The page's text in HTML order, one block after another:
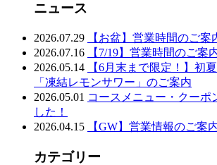
ニュース
2026.07.29
【お盆】営業時間のご案
2026.07.16
【7/19】営業時間のご案
2026.05.14
【6月末まで限定！】初
「凍結レモンサワー」のご案内
2026.05.01 コースメニュー・クーポ
した！
2026.04.15
【GW】営業情報のご案
カテゴリー